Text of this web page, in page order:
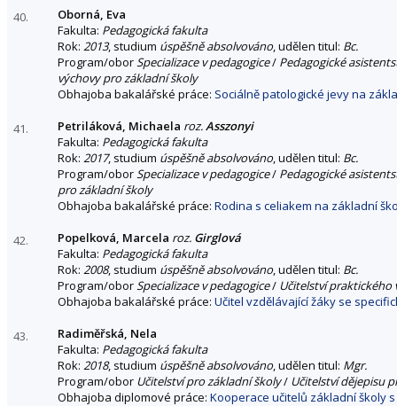
40.
Oborná, Eva
Fakulta: Pedagogická fakulta
Rok: 2013, studium úspěšně absolvováno, udělen titul: Bc.
Program/oborSpecializace v pedagogice/ Pedagogické
výchovy pro základní školy
Obhajoba bakalářské práce: Sociálně patologické jevy na
41. Petriláková, Michaela roz.Asszonyi
Fakulta: Pedagogická fakulta
Rok: 2017, studium úspěšně absolvováno, udělen titul: Bc.
Program/oborSpecializace v pedagogice/ Pedagogické
pro základní školy
Obhajoba bakalářské práce: Rodina s celiakem na základní
42. Popelková, Marcela roz. Girglová
Fakulta: Pedagogická fakulta
Rok: 2008, studium úspěšně absolvováno, udělen titul: Bc.
Program/oborSpecializace v pedagogice/ Učitelství praktického
Obhajoba bakalářské práce: Učitel vzdělávající žáky se
43.
Radiměřská, Nela
Fakulta: Pedagogická fakulta
Rok: 2018, studium úspěšně absolvováno, udělen titul: Mgr.
Program/obor Učitelství pro základní školy/ Učitelství dějepisu
Obhajoba diplomové práce: Kooperace učitelů základní školy